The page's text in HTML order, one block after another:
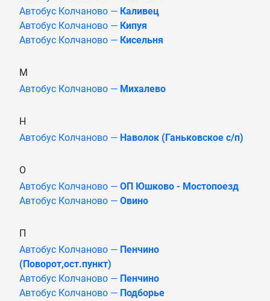
Автобус Колчаново — Каливец
Автобус Колчаново — Кипуя
Автобус Колчаново — Кисельня
М
Автобус Колчаново — Михалево
Н
Автобус Колчаново — Наволок (Ганьковское с/п)
О
Автобус Колчаново — ОП Юшково - Мостопоезд
Автобус Колчаново — Овино
П
Автобус Колчаново — Пенчино
(Поворот,ост.пункт)
Автобус Колчаново — Пенчино
Автобус Колчаново — Подборье